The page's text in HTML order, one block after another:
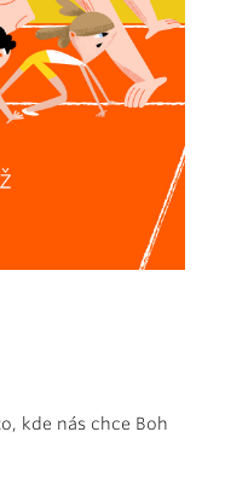
kde nás chce Boh